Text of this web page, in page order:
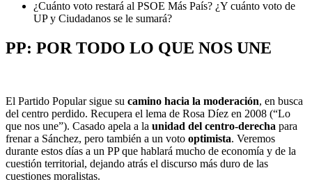
¿Cuánto voto restará al PSOE Más País? ¿Y cuánto voto de
UP y Ciudadanos se le sumará?
PP: POR TODO LO QUE NOS UNE
El Partido Popular sigue su camino hacia la moderación, en busca
del centro perdido. Recupera el lema de Rosa Díez en 2008 (“Lo
que nos une”). Casado apela a la unidad del centro-derecha para
frenar a Sánchez, pero también a un voto optimista. Veremos
durante estos días a un PP que hablará mucho de economía y de la
cuestión territorial, dejando atrás el discurso más duro de las
cuestiones moralistas.